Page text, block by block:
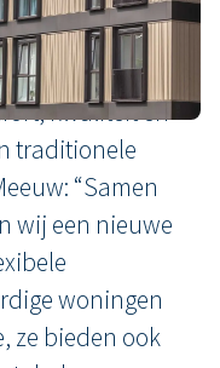
in Karmijn
met SVP
kwaliteit en
traditionele
“Samen
wij een nieuwe
woningen
ze bieden ook